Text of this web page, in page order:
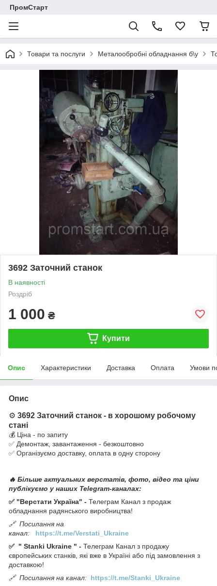
ПромСтарт
Товари та послуги Металообробні обладнання б\у
3692 Заточний станок
В наявності
Роздріб
1 000 ₴
Купити
Опис Характеристики Доставка Оплата Умови
Опис
⚙️ 3692 Заточний станок - в хорошому робочому
стані
💰 Ціна - по запиту
✅ Демонтаж, завантаження - безкоштовно
✅ Організуємо доставку, оплата в одну сторону
🔥 Більше актуальних верстатів, фото, відео та ціни
публікуємо у наших Telegram-каналах:
✅ "Верстати Україна" - Телеграм Канал з продаж
обладнання радянського виробництва!
🔗 Посилання на
канал: https://t.me/Verstati_Ukraine
✅ " Stanki Ukraine " - Телеграм Канал з продажу
європейських станків, які вже в Україні або під замовлення з
доставкою!
🔗 Посилання на канал: https://t.me/Stanki_Ukraine